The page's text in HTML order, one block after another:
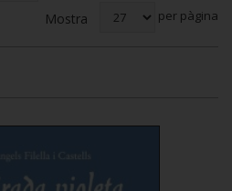
Mostra
per pàgina